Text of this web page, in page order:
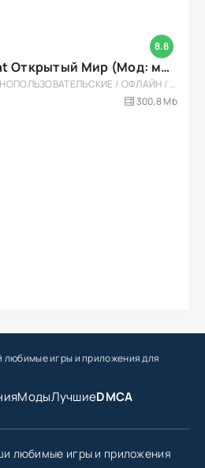
8.8
Toilet Fight Открытый Мир (Мод: много чипов, денег, все открыто, бессмертие, урон, 50+ читов)
АРКАДЫ / ОДНОПОЛЬЗОВАТЕЛЬСКИЕ / ОФЛАЙН / МОД / РОЛЕВЫЕ / ШУТЕРЫ / ОТКРЫТЫЙ МИР / ВСТРОЕННЫЙ КЕШ / 3D / ЭКШЕНЫ / ТУАЛЕТНЫЕ ВОЙНЫ / ДЛЯ ДЕТЕЙ
300,8 Mb
любимые игрыи приложения для
МодыЛучшиеDMCA
любимые игры и приложения